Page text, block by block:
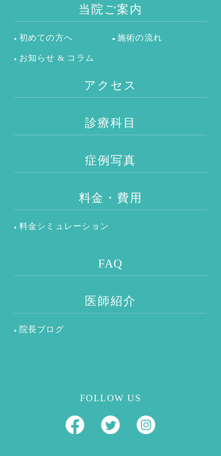
当院ご案内
初めての方へ 施術の流れ
お知らせ & コラム
アクセス
診療科目
症例写真
料金・費用
料金シミュレーション
FAQ
医師紹介
院長ブログ
FOLLOW US